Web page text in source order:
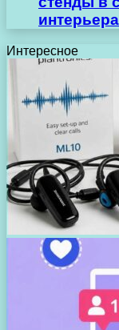
интерьера
Интересное